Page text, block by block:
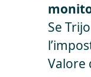
Se
Valore